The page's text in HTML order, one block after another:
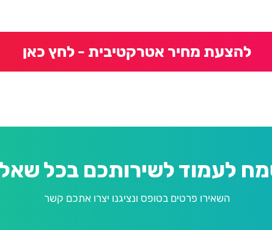
להצעת מחיר אטרקטיבית - לחץ כאן
לעמוד לשירותכם בכל
השאירו פרטים בטופס ונציגנו יצרו אתכם קשר